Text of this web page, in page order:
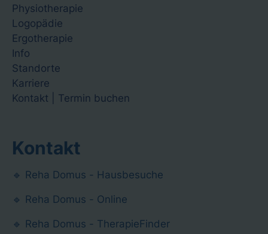
überspringen
Physiotherapie
Logopädie
Ergotherapie
Info
Standorte
Karriere
Kontakt | Termin buchen
Kontakt
🔹 Reha Domus - Hausbesuche
🔹 Reha Domus - Online
🔹 Reha Domus - TherapieFinder